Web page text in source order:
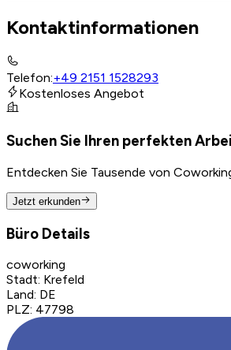
Kontaktinformationen
Telefon:+49 2151 1528293
Kostenloses Angebot
Suchen Sie Ihren perfekten
Entdecken Sie Tausende von
Jetzt erkunden
Büro Details
coworking
Stadt: Krefeld
Land: DE
PLZ: 47798